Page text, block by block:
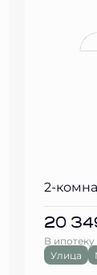
2-
20
В ипотеку
Улица